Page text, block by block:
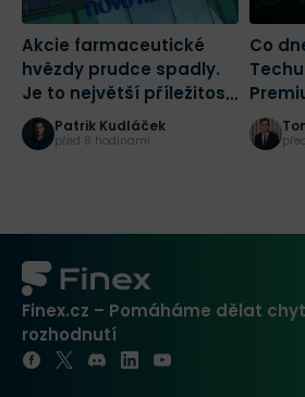
Akcie farmaceutické
hvězdy prudce spadly.
Je to největší příležitost
tohoto desetiletí?
Patrik Kudláček
před 6 hodinami
Co
Finex.cz – Pomáháme dělat
rozhodnutí